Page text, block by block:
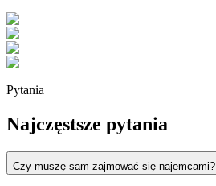
Pytania
Najczęstsze pytania
Czy muszę sam zajmować się najemcami?